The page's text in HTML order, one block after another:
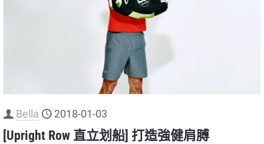
Bella 2018-01-03
[Upright Row 直立划船] 打造強健肩膊